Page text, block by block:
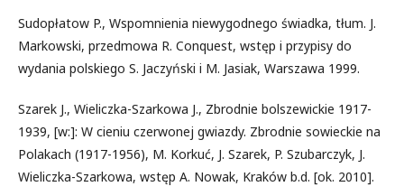
Sudopłatow P., Wspomnienia niewygodnego świadka, tłum. J.
Markowski, przedmowa R. Conquest, wstęp i przypisy do
wydania polskiego S. Jaczyński i M. Jasiak, Warszawa 1999.
Szarek J., Wieliczka-Szarkowa J., Zbrodnie bolszewickie 1917-
1939, [w:]: W cieniu czerwonej gwiazdy. Zbrodnie sowieckie na
Polakach (1917-1956), M. Korkuć, J. Szarek, P. Szubarczyk, J.
Wieliczka-Szarkowa, wstęp A. Nowak, Kraków b.d. [ok. 2010].